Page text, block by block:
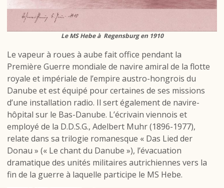
Le MS Hebe à Regensburg en 1910
Le vapeur à roues à aube fait office pendant la
Première Guerre mondiale de navire amiral de la flotte
royale et impériale de l’empire austro-hongrois du
Danube et est équipé pour certaines de ses missions
d’une installation radio. Il sert également de navire-
hôpital sur le Bas-Danube. L’écrivain viennois et
employé de la D.D.S.G., Adelbert Muhr (1896-1977),
relate dans sa trilogie romanesque « Das Lied der
Donau » (« Le chant du Danube »), l’évacuation
dramatique des unités militaires autrichiennes vers la
fin de la guerre à laquelle participe le MS Hebe.